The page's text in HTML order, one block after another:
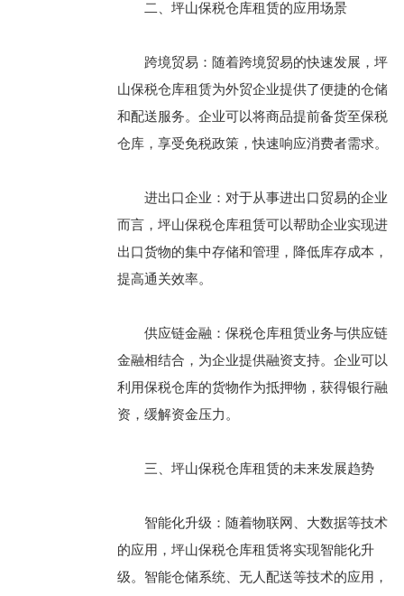
二、坪山保税仓库租赁的应用场景
跨境贸易：随着跨境贸易的快速发展，坪
山保税仓库租赁为外贸企业提供了便捷的仓储
和配送服务。企业可以将商品提前备货至保税
仓库，享受免税政策，快速响应消费者需求。
进出口企业：对于从事进出口贸易的企业
而言，坪山保税仓库租赁可以帮助企业实现进
出口货物的集中存储和管理，降低库存成本，
提高通关效率。
供应链金融：保税仓库租赁业务与供应链
金融相结合，为企业提供融资支持。企业可以
利用保税仓库的货物作为抵押物，获得银行融
资，缓解资金压力。
三、坪山保税仓库租赁的未来发展趋势
智能化升级：随着物联网、大数据等技术
的应用，坪山保税仓库租赁将实现智能化升
级。智能仓储系统、无人配送等技术的应用，